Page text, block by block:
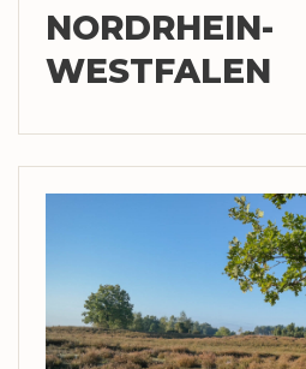
NORDRHEIN-
WESTFALEN